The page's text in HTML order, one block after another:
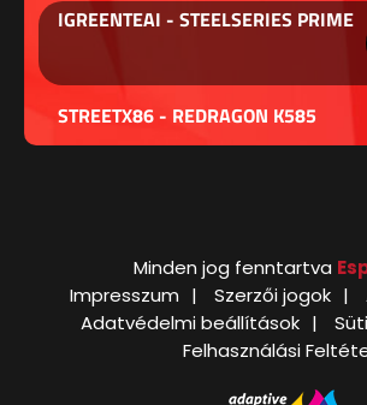
IGREENTEAI - STEELSERIES PRIME
STREETX86 - REDRAGON K585
Minden jog fenntartva
Impresszum
Szerzői jogok
Adatvédelmi beállítások
Felhasználási